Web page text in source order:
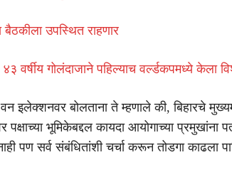
बैठकीला उपस्थित राहणार
४३ वर्षीय गोलंदाजाने पहिल्याच वर्ल्डकपमध्ये केला
इलेक्शनवर बोलताना ते म्हणाले की, बिहारचे
पक्षाच्या भूमिकेबद्दल कायदा आयोगाच्या प्रमुखांना
पण सर्व संबंधितांशी चर्चा करून तोडगा काढला